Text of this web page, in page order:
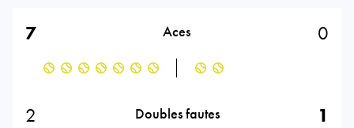
7 Aces 0
2 Doubles fautes 1